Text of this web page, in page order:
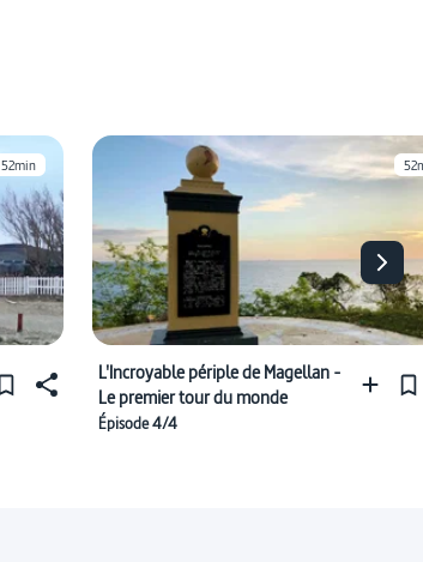
52min
L'Incroyable périple de Magellan -
Le premier tour du monde
Épisode 4/4